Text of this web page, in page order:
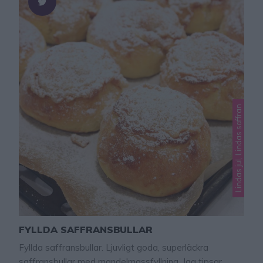
Lindas jul, Lindas saffran
FYLLDA SAFFRANSBULLAR
Fyllda saffransbullar. Ljuvligt goda, superläckra